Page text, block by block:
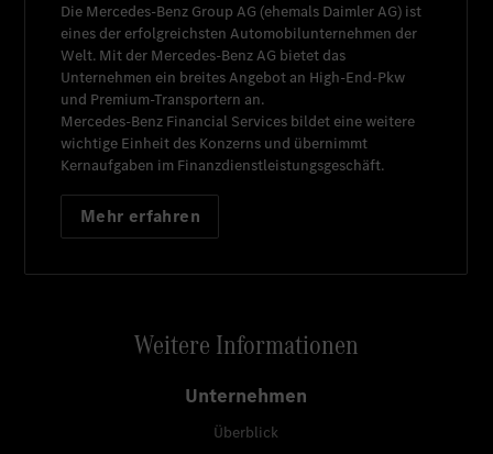
Die Mercedes-Benz Group AG (ehemals Daimler AG) ist
eines der erfolgreichsten Automobilunternehmen der
Welt. Mit der Mercedes-Benz AG bietet das
Unternehmen ein breites Angebot an High-End-Pkw
und Premium-Transportern an.
Mercedes-Benz Financial Services bildet eine weitere
wichtige Einheit des Konzerns und übernimmt
Kernaufgaben im Finanzdienstleistungsgeschäft.
Mehr erfahren
Weitere Informationen
Unternehmen
Überblick